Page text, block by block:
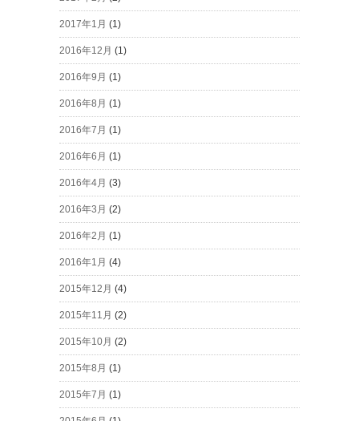
2017年1月 (1)
2016年12月 (1)
2016年9月 (1)
2016年8月 (1)
2016年7月 (1)
2016年6月 (1)
2016年4月 (3)
2016年3月 (2)
2016年2月 (1)
2016年1月 (4)
2015年12月 (4)
2015年11月 (2)
2015年10月 (2)
2015年8月 (1)
2015年7月 (1)